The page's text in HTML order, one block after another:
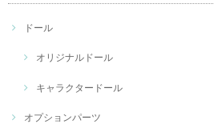
ドール
オリジナルドール
キャラクタードール
オプションパーツ